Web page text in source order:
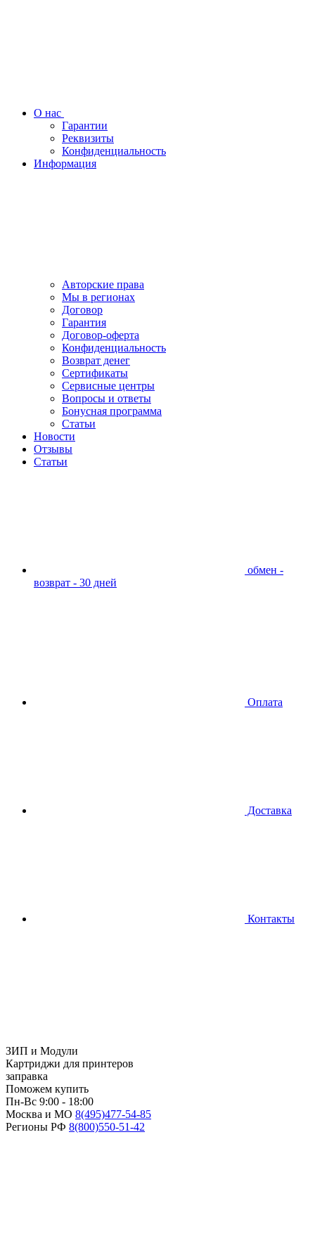
О нас
Гарантии
Реквизиты
Конфиденциальность
Информация
Авторские права
Мы в регионах
Договор
Гарантия
Договор-оферта
Конфиденциальность
Возврат денег
Сертификаты
Сервисные центры
Вопросы и ответы
Бонусная программа
Статьи
Новости
Отзывы
Статьи
обмен -
возврат - 30 дней
Оплата
Доставка
Контакты
ЗИП и Модули
Картриджи для принтеров
заправка
Поможем купить
Пн-Вс 9:00 - 18:00
Москва и МО 8(495)477-54-85
Регионы РФ 8(800)550-51-42